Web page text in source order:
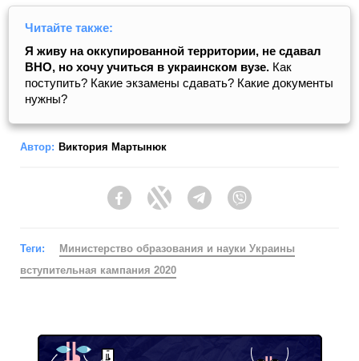
Читайте также:
Я живу на оккупированной территории, не сдавал
ВНО, но хочу учиться в украинском вузе. Как
поступить? Какие экзамены сдавать? Какие документы
нужны?
Автор: Виктория Мартынюк
FacebookTwitter Telegram
Теги:
Министерство образования и науки Украины
вступительная кампания 2020